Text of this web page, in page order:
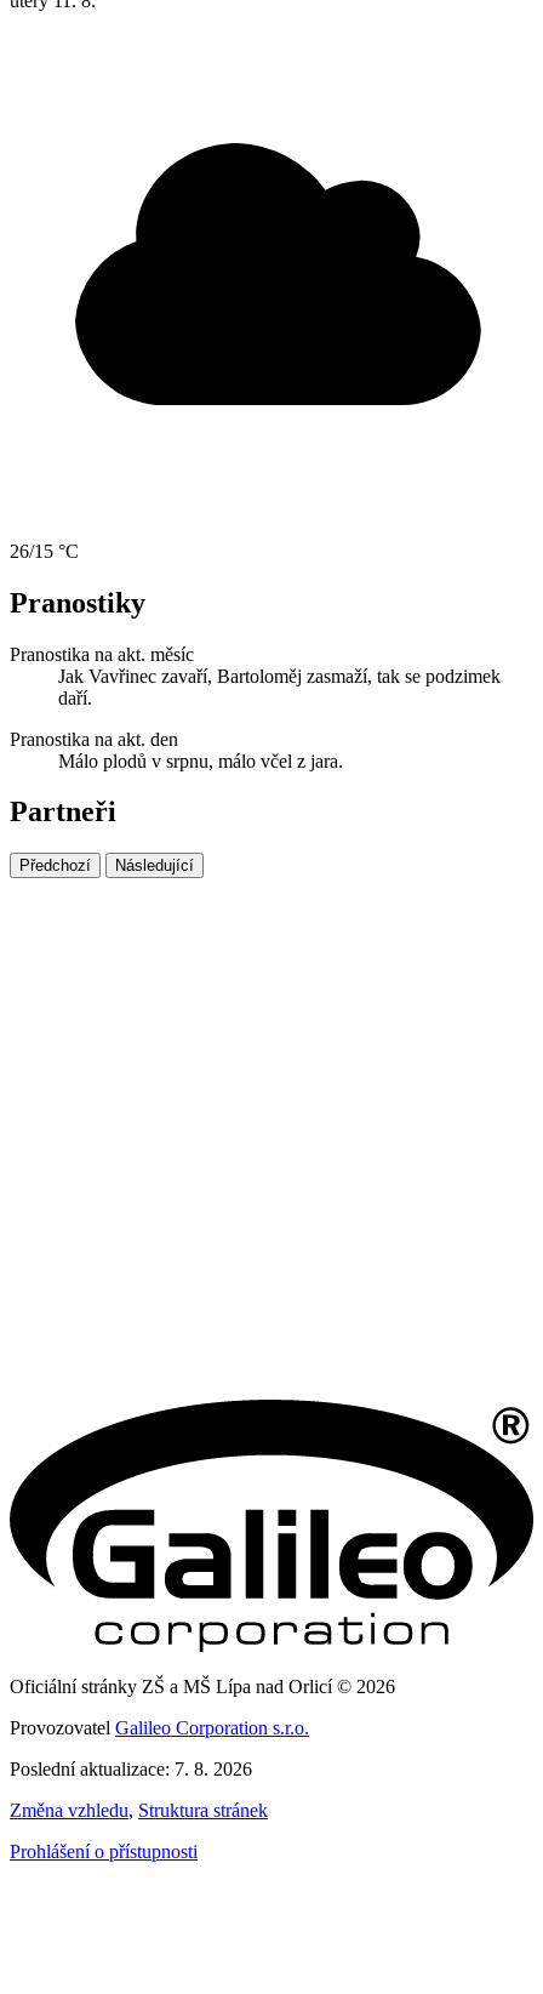
26/15 °C
Pranostiky
Pranostika na akt. měsíc
Jak Vavřinec zavaří, Bartoloměj zasmaží, tak se podzimek
daří.
Pranostika na akt. den
Málo plodů v srpnu, málo včel z jara.
Partneři
Předchozí Následující
Oficiální stránky ZŠ a MŠ Lípa nad Orlicí © 2026
Provozovatel Galileo Corporation s.r.o.
Poslední aktualizace: 7. 8. 2026
Změna vzhledu, Struktura stránek
Prohlášení o přístupnosti